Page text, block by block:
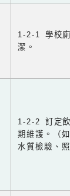
1-2-1 學校
潔。
1-2-2 訂定
期維護。（
水質檢驗、